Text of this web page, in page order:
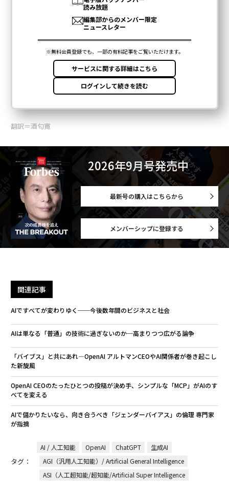
翻訳＝酒匂寛
2026年9月号発売中
最新号の購入はこちらから
メンバーシップに登録する
関連記事
AIですべてが変わりゆく──今後数年間のビジネスと社会
AIは単なる「普通」の技術に過ぎないのか─高まりつつ広がる論争
「バイブス」と共にあれ―OpenAI アルトマンCEOやAI関係者が巻き起こし
た新旋風
OpenAI CEOのたったひとつの投稿が決め手、シンプルな「MCP」がAIのす
べてを変える
AIで儲かりたいなら、向き合うべき「ジェンダーバイアス」の倫理 専門家
が指摘
タグ：
AI / 人工知能 OpenAI ChatGPT
生成AI
AGI（汎用人工知能）/ Artificial General Intelligence
ASI（人工超知能/超知能/Artificial Super Intelligence